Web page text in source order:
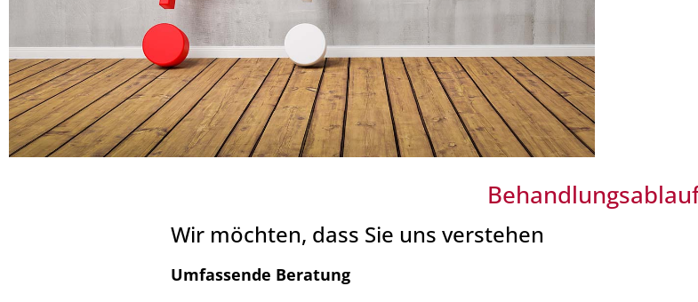
Wir möchten, dass Sie uns verstehen
Umfassende Beratung